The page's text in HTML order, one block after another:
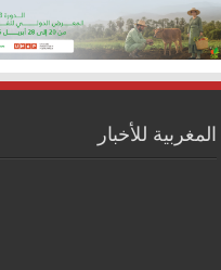
المغربية للأخبار